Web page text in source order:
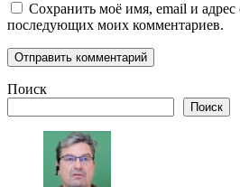
Сохранить моё имя, email и адрес
последующих моих комментариев.
Поиск
Поиск